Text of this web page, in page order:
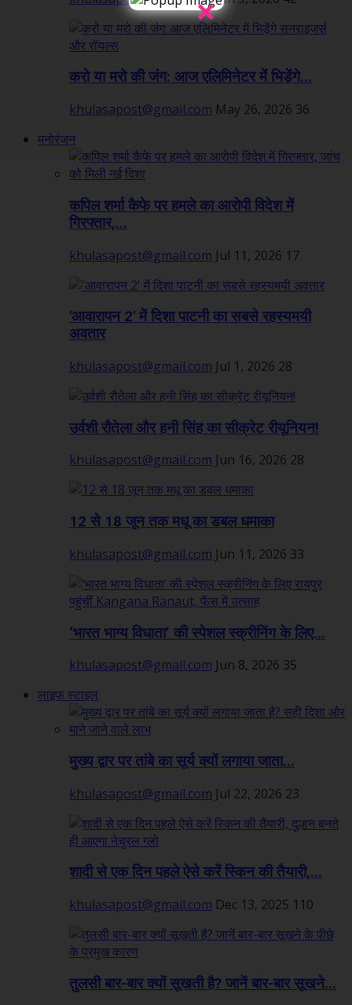
करो या मरो की जंग: आज एलिमिनेटर में भिड़ेंगे...
khulasapost@gmail.com May 26, 2026 36
मनोरंजन
कपिल शर्मा कैफे पर हमले का आरोपी विदेश में
गिरफ्तार,...
khulasapost@gmail.com Jul 11, 2026 17
'आवारापन 2' में दिशा पाटनी का सबसे रहस्यमयी
अवतार
khulasapost@gmail.com Jul 1, 2026 28
उर्वशी रौतेला और हनी सिंह का सीक्रेट रीयूनियन!
khulasapost@gmail.com Jun 16, 2026 28
12 से 18 जून तक मधू का डबल धमाका
khulasapost@gmail.com Jun 11, 2026 33
‘भारत भाग्य विधाता’ की स्पेशल स्क्रीनिंग के लिए...
khulasapost@gmail.com Jun 8, 2026 35
लाइफ स्टाइल
मुख्य द्वार पर तांबे का सूर्य क्यों लगाया जाता...
khulasapost@gmail.com Jul 22, 2026 23
शादी से एक दिन पहले ऐसे करें स्किन की तैयारी,...
khulasapost@gmail.com Dec 13, 2025 110
तुलसी बार-बार क्यों सूखती है? जानें बार-बार सूखने...
×